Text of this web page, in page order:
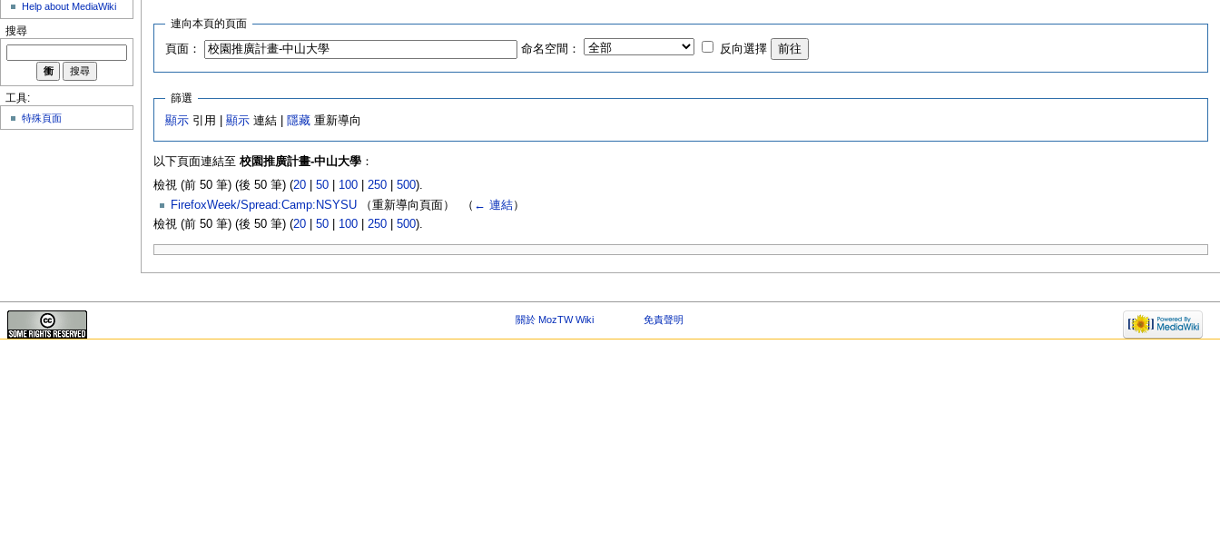
連向本頁的頁面
頁面： 命名空間： 反向選擇
篩選
顯示 引用 |顯示 連結 | 隱藏 重新導向
以下頁面連結至 校園推廣計畫-中山大學：
檢視 (前 50 筆) (後 50 筆) (20| 50| 100| 250| 500).
FirefoxWeek/Spread:Camp:NSYSU（重新導向頁面） ‎ （ ← 連結）
檢視 (前 50 筆) (後 50 筆) (20| 50| 100| 250| 500).
Help about MediaWiki
搜尋
工具:
特殊頁面
關於 MozTW Wiki 免責聲明